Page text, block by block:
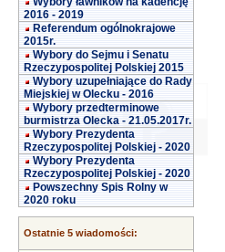
2016 - 2019
Referendum ogólnokrajowe
2015r.
Wybory do Sejmu i Senatu
Rzeczypospolitej Polskiej 2015
Wybory uzupełniające do Rady
Miejskiej w Olecku - 2016
Wybory przedterminowe
burmistrza Olecka - 21.05.2017r.
Wybory Prezydenta
Rzeczypospolitej Polskiej - 2020
Wybory Prezydenta
Rzeczypospolitej Polskiej - 2020
Powszechny Spis Rolny w
2020 roku
Ostatnie 5 wiadomości: